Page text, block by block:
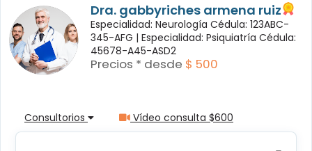
Dra. gabbyriches armena ruiz
Especialidad: Neurología Cédula: 123ABC-
345-AFG | Especialidad: Psiquiatría Cédula:
45678-A45-ASD2
Precios * desde $ 500
Consultorios Vídeo consulta $600